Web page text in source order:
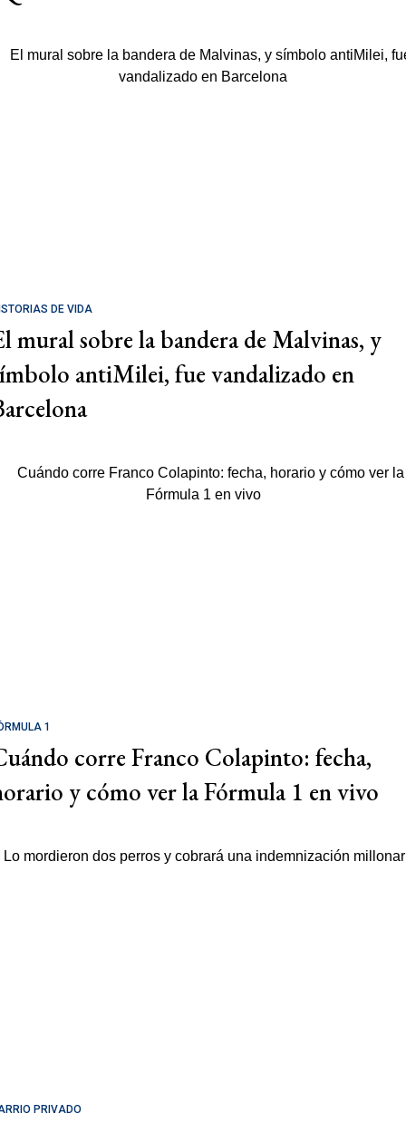
DE VIDA
mural sobre la bandera de Malvinas, y
antiMilei, fue vandalizado en
1
corre Franco Colapinto: fecha,
y cómo ver la Fórmula 1 en vivo
PRIVADO